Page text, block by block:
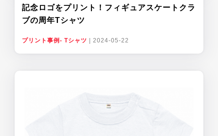
記念ロゴをプリント！フィギュアスケートクラ
ブの周年Tシャツ
プリント事例- Tシャツ 2024-05-22